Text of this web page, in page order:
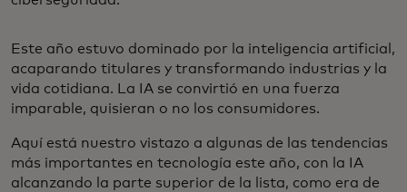
Este año estuvo dominado por la inteligencia artificial,
acaparando titulares y transformando industrias y la
vida cotidiana. La IA se convirtió en una fuerza
imparable, quisieran o no los consumidores.
Aquí está nuestro vistazo a algunas de las tendencias
más importantes en tecnología este año, con la IA
alcanzando la parte superior de la lista, como era de